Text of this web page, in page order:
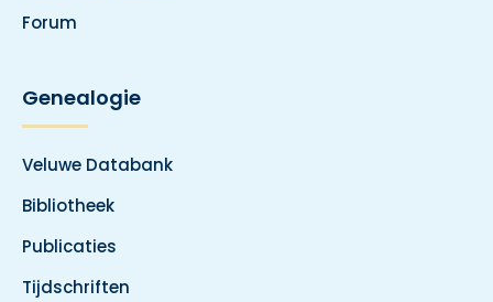
Forum
Genealogie
Veluwe Databank
Bibliotheek
Publicaties
Tijdschriften